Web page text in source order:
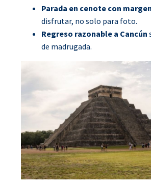
Parada en cenote con margen
disfrutar, no solo para foto.
Regreso razonable a Cancún
de madrugada.